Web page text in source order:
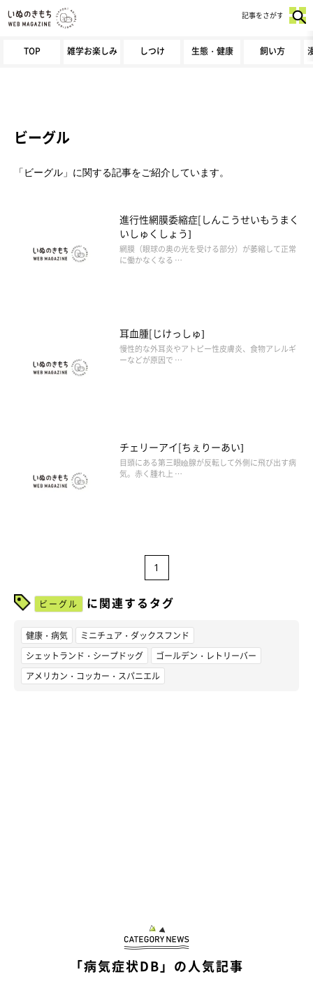
TOP 雑学お楽しみ しつけ 生態・健康 飼い方
記事をさがす
ビーグル
「ビーグル」に関する記事をご紹介しています。
進行性網膜委縮症[しんこうせいもうまく
いしゅくしょう]
網膜（眼球の奥の光を受ける部分）が萎縮して正常
に働かなくなる …
耳血腫[じけっしゅ]
慢性的な外耳炎やアトピー性皮膚炎、食物アレルギ
ーなどが原因で …
チェリーアイ[ちぇりーあい]
目頭にある第三眼瞼腺が反転して外側に飛び出す病
気。赤く腫れ上 …
1
ビーグル に関連するタグ
健康・病気
ミニチュア・ダックスフンド
シェットランド・シープドッグ
ゴールデン・レトリーバー
アメリカン・コッカー・スパニエル
「病気症状DB」の人気記事